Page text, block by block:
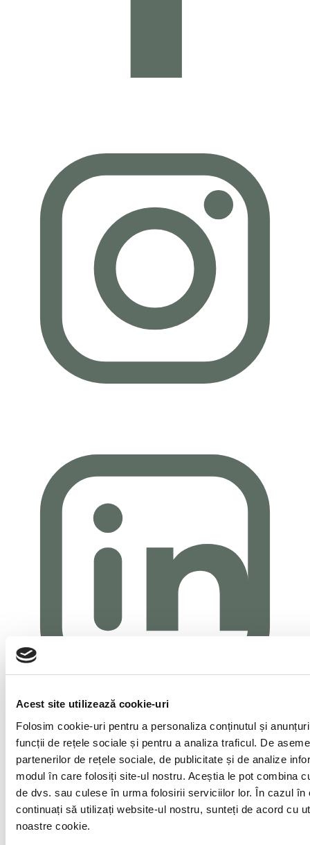
Acest site utilizează cookie-uri
Folosim cookie-uri pentru a personaliza conținutul și
funcții de rețele sociale și pentru a analiza traficul. De
partenerilor de rețele sociale, de publicitate și de analize
modul în care folosiți site-ul nostru. Aceștia le pot combina
de dvs. sau culese în urma folosirii serviciilor lor. În cazul în
continuați să utilizați website-ul nostru, sunteți de acord cu
noastre cookie.